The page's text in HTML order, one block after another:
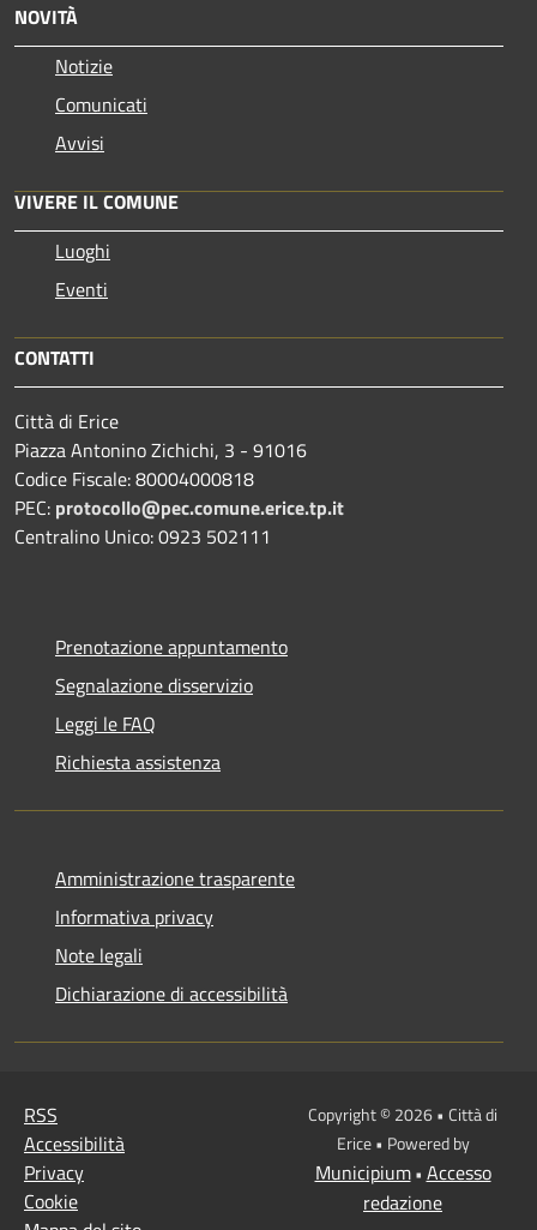
NOVITÀ
Notizie
Comunicati
Avvisi
VIVERE IL COMUNE
Luoghi
Eventi
CONTATTI
Città di Erice
Piazza Antonino Zichichi, 3 - 91016
Codice Fiscale: 80004000818
PEC: protocollo@pec.comune.erice.tp.it
Centralino Unico: 0923 502111
Prenotazione appuntamento
Segnalazione disservizio
Leggi le FAQ
Richiesta assistenza
Amministrazione trasparente
Informativa privacy
Note legali
Dichiarazione di accessibilità
RSS
Accessibilità
Privacy
Cookie
Copyright © 2026 • Città di
Erice • Powered by
Municipium• Accesso
redazione